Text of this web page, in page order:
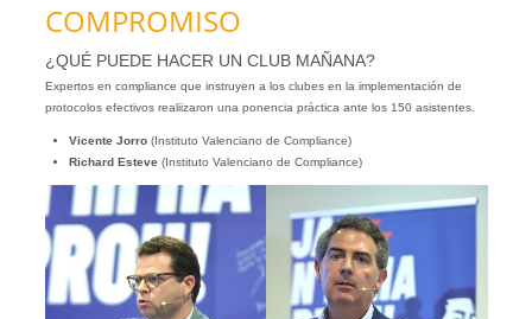
COMPROMISO
¿QUÉ PUEDE HACER UN CLUB MAÑANA?
Expertos en compliance que instruyen a los clubes en la implementación de
protocolos efectivos realiizaron una ponencia práctica ante los 150 asistentes.
Vicente Jorro(Instituto Valenciano de Compliance)
Richard Esteve (Instituto Valenciano de Compliance)